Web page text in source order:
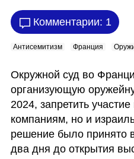
Комментарии: 1
Антисемитизм Франция
Окружной суд во
организующую
2024, запретить
компаниям, но и
решение было принято
два дня до открытия